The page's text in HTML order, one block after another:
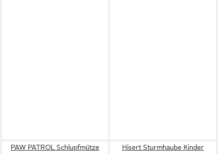
PAW PATROL Schlupfmütze
Hisert Sturmhaube Kinder